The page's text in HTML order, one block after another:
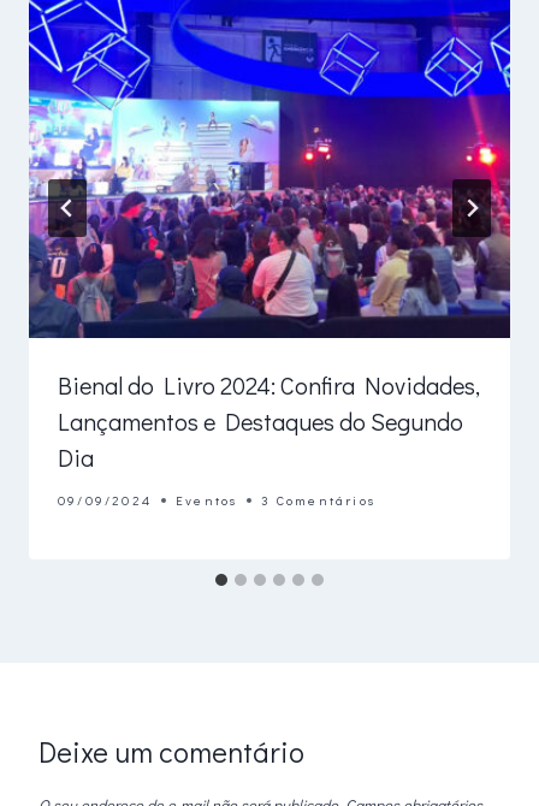
Bienal do Livro 2024: Confira Novidades,
Lançamentos e Destaques do Segundo
Dia
09/09/2024 Eventos 3 Comentários
Deixe um comentário